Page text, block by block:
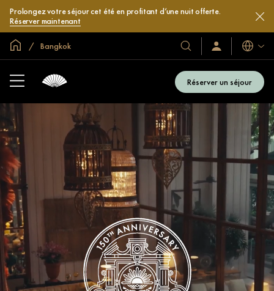
Prolongez votre séjour cet été en profitant d’une nuit offerte.
Réserver maintenant
AccueilBangkok
Nos
hôtels
et
complexes
Identification/
Langues
Réserver un séjour